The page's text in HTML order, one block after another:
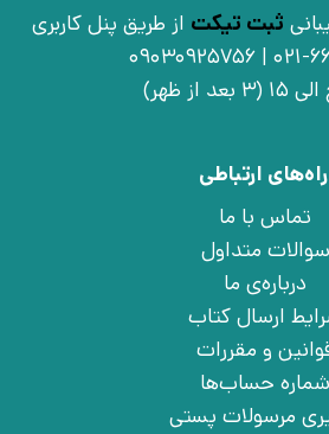
ثبت تیکت از طریق پنل کاربری
راه‌های ارتباطی
تماس با ما
سوالات متداول
درباره‌ی ما
ارسال کتاب
و مقررات
شماره حساب‌ها
مرسولات پستی